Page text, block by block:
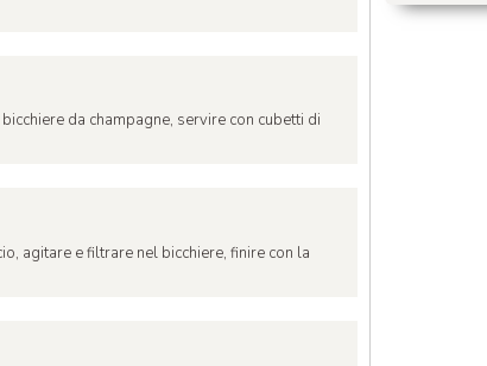
da champagne, servire con cubetti di
agitare e filtrare nel bicchiere, finire con la